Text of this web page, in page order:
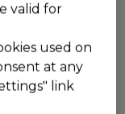
valid for
used on
at any
link